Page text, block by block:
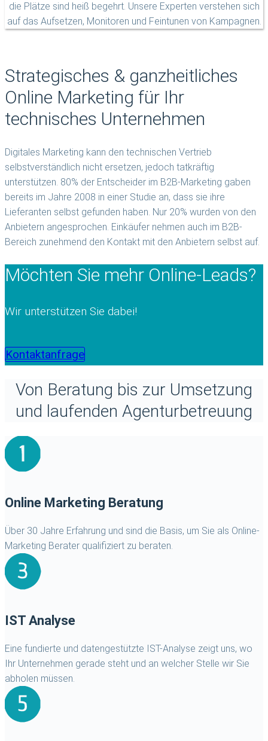
die Plätze sind heiß begehrt. Unsere Experten verstehen sich
auf das Aufsetzen, Monitoren und Feintunen von Kampagnen.
Strategisches & ganzheitliches
Online Marketing für Ihr
technisches Unternehmen
Digitales Marketing kann den technischen Vertrieb
selbstverständlich nicht ersetzen, jedoch tatkräftig
unterstützen. 80% der Entscheider im B2B-Marketing gaben
bereits im Jahre 2008 in einer Studie an, dass sie ihre
Lieferanten selbst gefunden haben. Nur 20% wurden von den
Anbietern angesprochen. Einkäufer nehmen auch im B2B-
Bereich zunehmend den Kontakt mit den Anbietern selbst auf.
Möchten Sie mehr Online-Leads?
Wir unterstützen Sie dabei!
Kontaktanfrage
Von Beratung bis zur Umsetzung
und laufenden Agenturbetreuung
Online Marketing Beratung
Über 30 Jahre Erfahrung und sind die Basis, um Sie als Online-
Marketing Berater qualifiziert zu beraten.
IST Analyse
Eine fundierte und datengestützte IST-Analyse zeigt uns, wo
Ihr Unternehmen gerade steht und an welcher Stelle wir Sie
abholen müssen.